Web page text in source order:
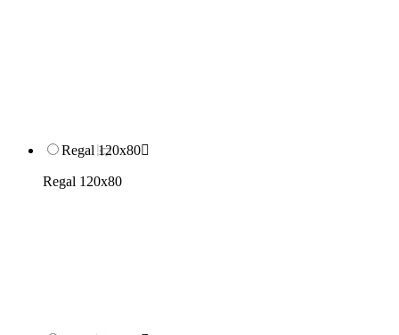
Regal 120x80
Regal 120x80